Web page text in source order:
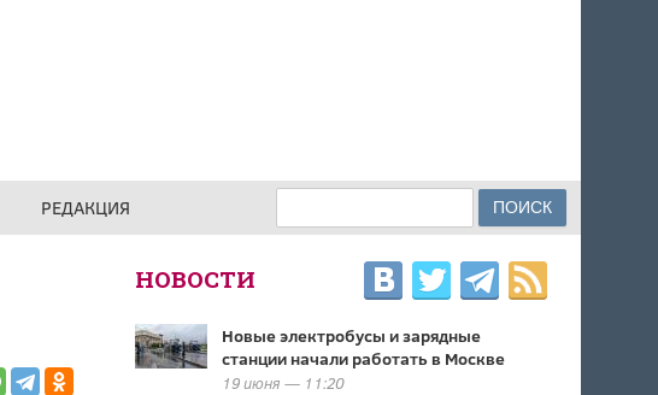
РЕДАКЦИЯ ФОРМА ПОИСКА
НОВОСТИ
Новые электробусы и зарядные
станции начали работать в Москве
19 июня — 11:20